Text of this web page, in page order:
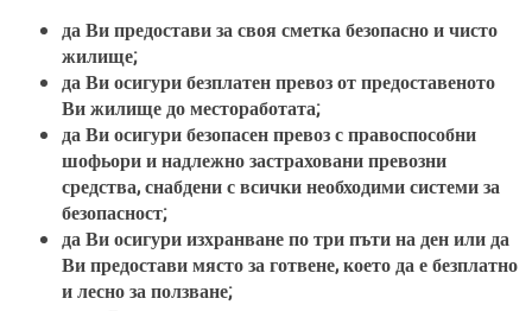
да Ви предостави за своя сметка безопасно и чисто
жилище;
да Ви осигури безплатен превоз от предоставеното
Ви жилище до местоработата;
да Ви осигури безопасен превоз с правоспособни
шофьори и надлежно застраховани превозни
средства, снабдени с всички необходими системи за
безопасност;
да Ви осигури изхранване по три пъти на ден или да
Ви предостави място за готвене, което да е безплатно
и лесно за ползване;